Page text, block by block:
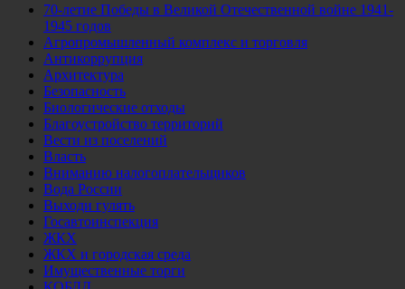
70-летие Победы в Великой Отечественной войне 1941-
1945 годов
Агропромышленный комплекс и торговля
Антикоррупция
Архитектура
Безопасность
Биологические отходы
Благоустройство территорий
Вести из поселений
Власть
Вниманию налогоплательщиков
Вода России
Выходи гулять
Госавтоинспекция
ЖКХ
ЖКХ и городская среда
Имущественные торги